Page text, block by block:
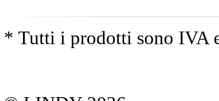
* Tutti i prodotti sono IVA